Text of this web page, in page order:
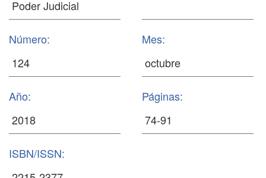
Número: Mes:
Año: Páginas:
ISBN/ISSN: